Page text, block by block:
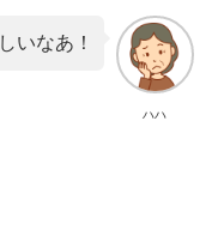
ハハ
いなあ！